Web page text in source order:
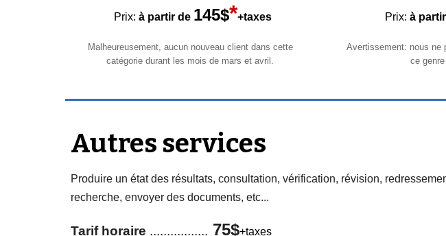
Prix:à partir de 145$*+taxes
Malheureusement, aucun nouveau client dans cette
catégorie durant les mois de mars et avril.
Prix: à
Avertissement: nous ne
ce
Autres services
Produire un état des résultats, consultation, vérification, révision,
recherche, envoyer des documents, etc...
Tarif horaire ................. 75$+taxes